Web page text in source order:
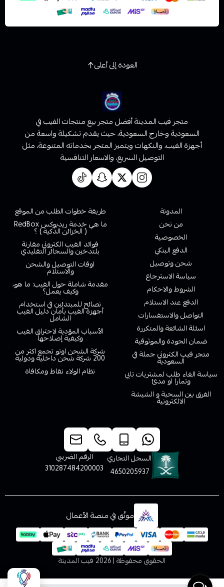
العودة إلى أعلى
متجر فيب المدينة أفضل متجر بيع منتجات الفيب في
السعودية وخارج السعودية، حيث يقدم تشكيلة واسعة من
أجهزة الفيب، والنكهات ويتميز المتجر بخدماته المتنوعة، مثل
التوصيل السريع، والاسعار التنافسية
المدونة
من نحن
الخصوصية
الدفع البنكي
شحن وتوصيل
سياسة الاسترجاع
الشروط والاحكام
الدفع عند الاستلام
التواصل والاستفسارات
اسئلة الشائعة والمتكررة
ضمان الجودة والموثوقية
متجر فيب الكتروني جملة في
السعودية
سياسة الغاء طلب لمشتريات تابي
وتمارا او مدئ
الفرق بين السحبة و الشيشة
الالكترونية
طريقة خطوات الطلب من الموقع
ما هي خدمة ريدبوكس RedBox
( الخزائن الذكية ) ؟
فوائد الفيب الكتروني مقارنة
بلتدخين والسجائر التقليدي
اوقات التوصيل والشحن
والاستلام
مقدمة شاملة حول الفيب: ما هو،
وكيف يعمل؟
نصائح للمبتدئين في استخدام
أجهزة الفيب بأمان دليل الفيب
الشامل
الأسباب المؤدية لاحتراق الفيب
وكيفية إصلاحها
شركة الشحن اوتو تجمع اكثر من
200 شركة شحن داخلية ودولية
نظام الولاء نقاط ومكافاة
السجل التجاري
4650205937
الرقم الضريبي
310287484200003
موثّق في منصة الأعمال
الحقوق محفوظة | 2026 فيب المدينة